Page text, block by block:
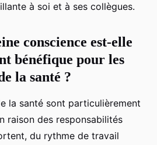
à soi et à ses collègues.
conscience est-elle
bénéfique pour les
la santé ?
la santé sont particulièrement
raison des responsabilités
du rythme de travail